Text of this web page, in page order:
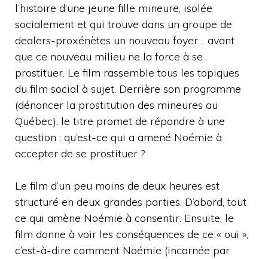
l’histoire d’une jeune fille mineure, isolée
socialement et qui trouve dans un groupe de
dealers-proxénètes un nouveau foyer… avant
que ce nouveau milieu ne la force à se
prostituer. Le film rassemble tous les topiques
du film social à sujet. Derrière son programme
(dénoncer la prostitution des mineures au
Québec), le titre promet de répondre à une
question : qu’est-ce qui a amené Noémie à
accepter de se prostituer ?
Le film d’un peu moins de deux heures est
structuré en deux grandes parties. D’abord, tout
ce qui amène Noémie à consentir. Ensuite, le
film donne à voir les conséquences de ce « oui »,
c’est-à-dire comment Noémie (incarnée par